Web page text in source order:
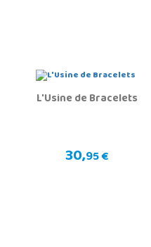
L'Usine de Bracelets
30,95 €